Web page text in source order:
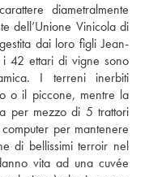
diametralmente
dell’Unione Vinicola di
dai loro figli Jean-
i 42 ettari di vigne sono
I terreni inerbiti
o il piccone, mentre la
per mezzo di 5 trattori
per mantenere
di bellissimi terroir nel
vita ad una cuvée